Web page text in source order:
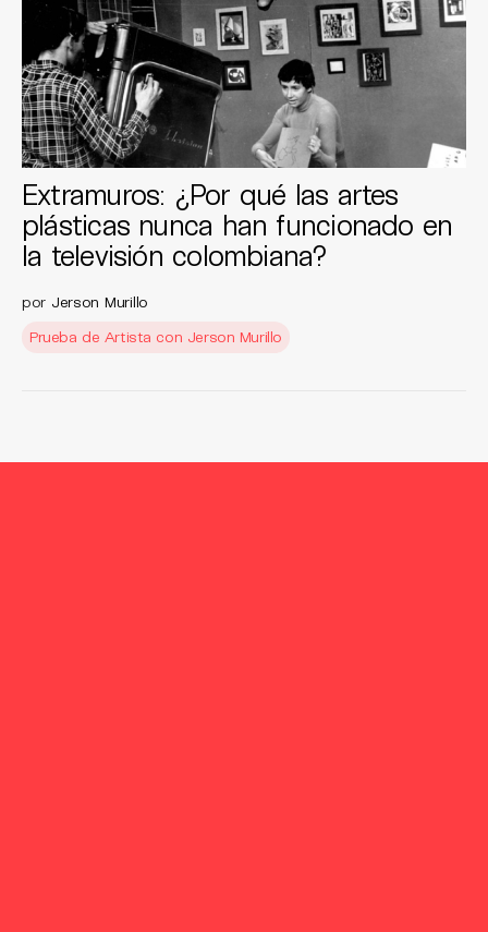
Extramuros: ¿Por qué las artes
plásticas nunca han funcionado en
la televisión colombiana?
por Jerson Murillo
Prueba de Artista con Jerson Murillo